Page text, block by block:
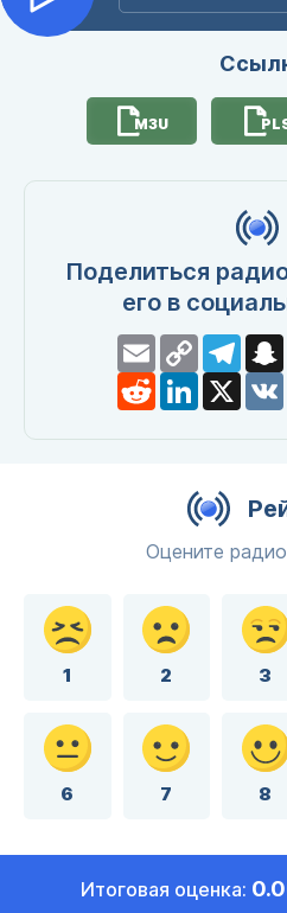
M3U
Поделиться
его в
EmailCopy
Link
RedditLinkedIn
X
Оцените
1 2 3
6 7 8
Итоговая оценка: